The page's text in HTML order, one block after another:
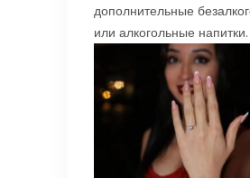
дополнительные
или алкогольные напитки.